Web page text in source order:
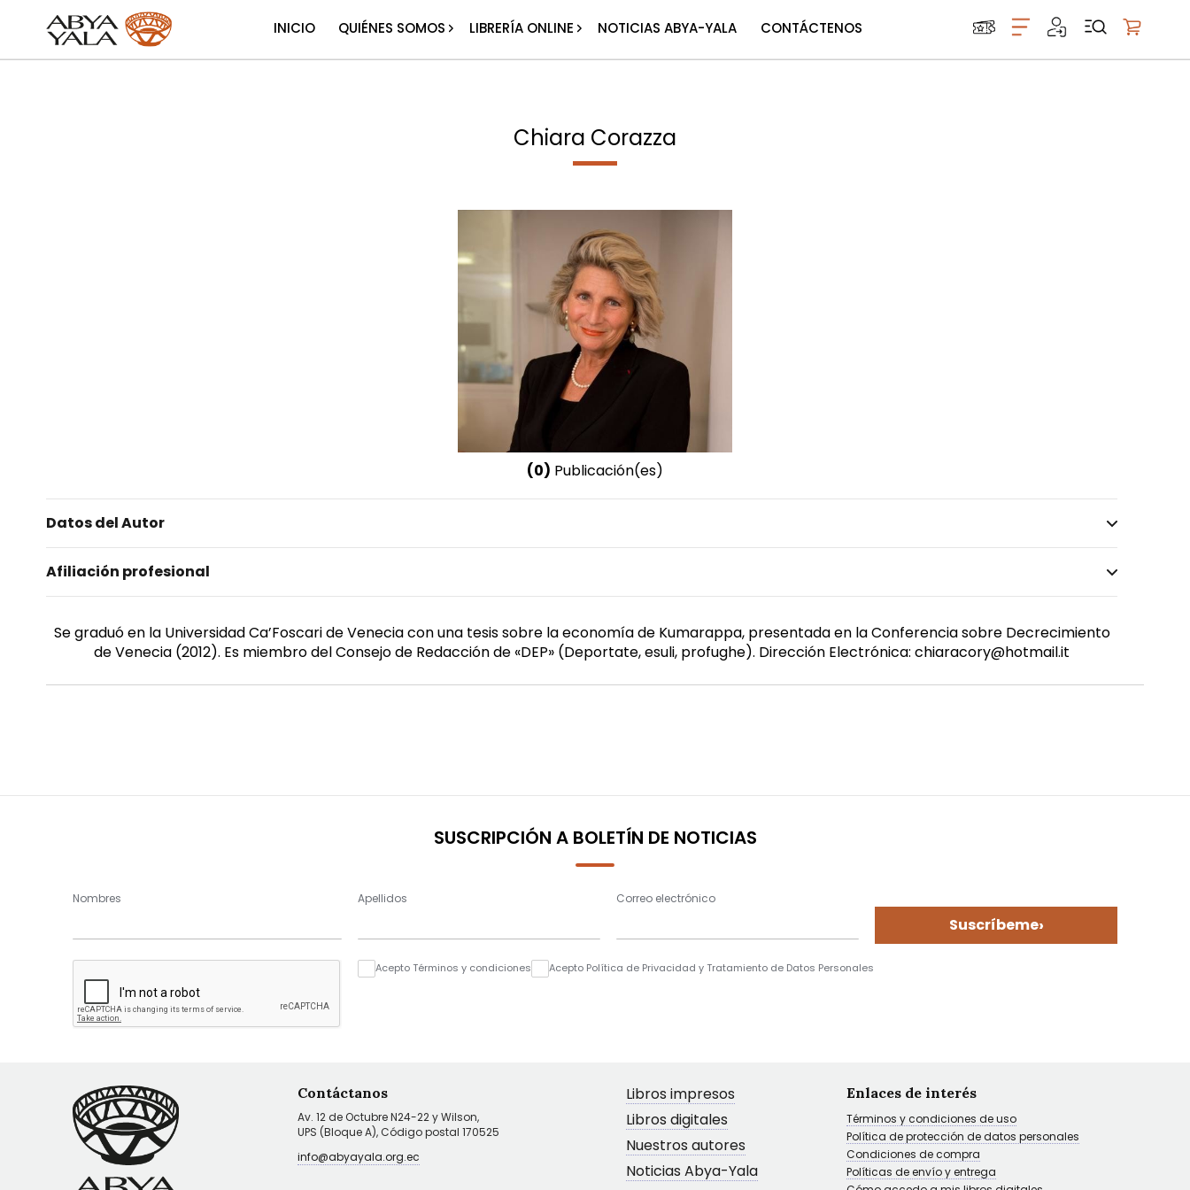
INICIO QUIÉNES SOMOS LIBRERÍA ONLINE NOTICIAS ABYA-YALA CONTÁCTENOS
Chiara Corazza
(0) Publicación(es)
Datos del Autor
Femenino
Afiliación profesional
Se graduó en la Universidad Ca’Foscari de Venecia con una tesis sobre la economía de Kumarappa, presentada en la Conferencia sobre Decrecimiento
de Venecia (2012). Es miembro del Consejo de Redacción de «DEP» (Deportate, esuli, profughe). Dirección Electrónica: chiaracory@hotmail.it
SUSCRIPCIÓN A BOLETÍN DE NOTICIAS
Nombres Apellidos Correo electrónico
Suscríbeme›
Acepto Términos y condiciones Acepto Política de Privacidad y Tratamiento de Datos Personales
Contáctanos
Av. 12 de Octubre N24-22 y Wilson,
UPS (Bloque A), Código postal 170525
info@abyayala.org.ec
Libros impresos
Libros digitales
Nuestros autores
Noticias Abya-Yala
Enlaces de interés
Términos y condiciones de uso
Política de protección de datos personales
Condiciones de compra
Políticas de envío y entrega